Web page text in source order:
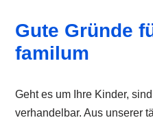
Gute Gründe
familum
Geht es um Ihre Kinder,
verhandelbar. Aus unserer